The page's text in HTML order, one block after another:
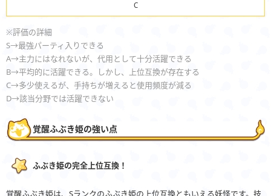
C
※評価の詳細
S→最強パーティ入りできる
A→主力にはなれないが、代用として十分活躍できる
B→平均的に活躍できる。しかし、上位互換が存在する
C→多少使えるが、手持ちが増えると使用頻度が減る
D→該当分野では活躍できない
覚醒ふぶき姫の強い点
ふぶき姫の完全上位互換！
覚醒ふぶき姫は、Sランクのふぶき姫の上位互換ともいえる妖怪です。技